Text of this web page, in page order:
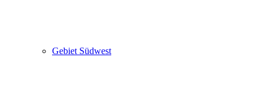
Gebiet Südwest